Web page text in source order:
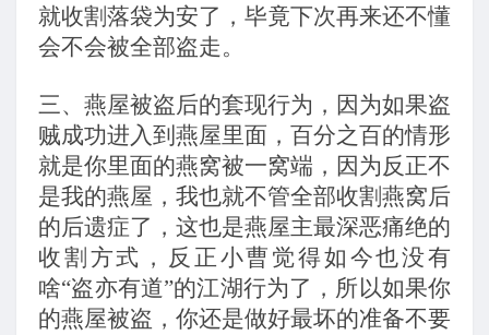
就收割落袋为安了，毕竟下次再来还不懂
会不会被全部盗走。
三、燕屋被盗后的套现行为，因为如果盗
贼成功进入到燕屋里面，百分之百的情形
就是你里面的燕窝被一窝端，因为反正不
是我的燕屋，我也就不管全部收割燕窝后
的后遗症了，这也是燕屋主最深恶痛绝的
收割方式，反正小曹觉得如今也没有
啥“盗亦有道”的江湖行为了，所以如果你
的燕屋被盗，你还是做好最坏的准备不要